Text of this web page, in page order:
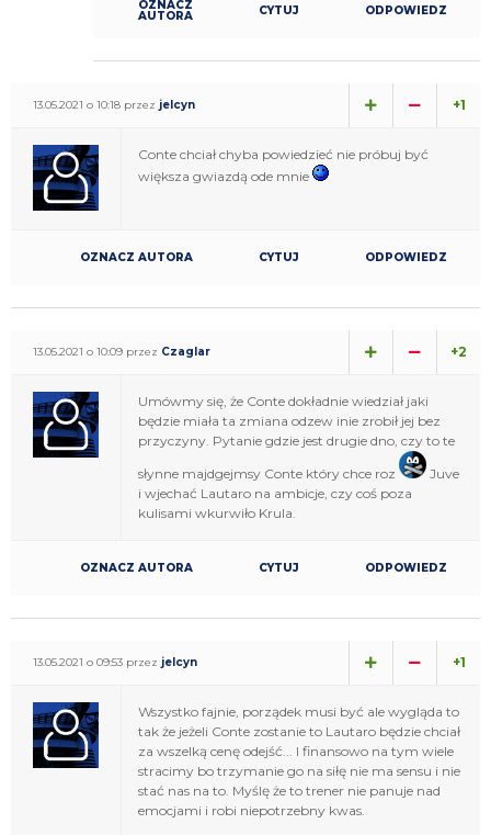
OZNACZ
AUTORA CYTUJ ODPOWIEDZ
13.05.2021 o 10:18 przez jelcyn +1
Conte chciał chyba powiedzieć nie próbuj być
większa gwiazdą ode mnie
OZNACZ AUTORA CYTUJ ODPOWIEDZ
13.05.2021 o 10:09 przez Czaglar +2
Umówmy się, że Conte dokładnie wiedział jaki
będzie miała ta zmiana odzew inie zrobił jej bez
przyczyny. Pytanie gdzie jest drugie dno, czy to te
słynne majdgejmsy Conte który chce roz
Juve
i wjechać Lautaro na ambicje, czy coś poza
kulisami wkurwiło Krula.
OZNACZ AUTORA CYTUJ ODPOWIEDZ
13.05.2021 o 09:53 przez jelcyn +1
Wszystko fajnie, porządek musi być ale wygląda to
tak że jeżeli Conte zostanie to Lautaro będzie chciał
za wszelką cenę odejść... I finansowo na tym wiele
stracimy bo trzymanie go na siłę nie ma sensu i nie
stać nas na to. Myślę że to trener nie panuje nad
emocjami i robi niepotrzebny kwas.